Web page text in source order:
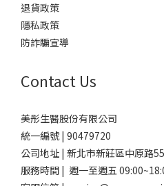
退貨政策
隱私政策
防詐騙宣導
Contact Us
美彤生醫股份有限公司
統一編號 | 90479720
公司地址 | 新北市新莊區中原路
服務時間 | 週一至週五